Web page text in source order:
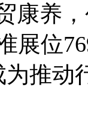
康养
展位
推动